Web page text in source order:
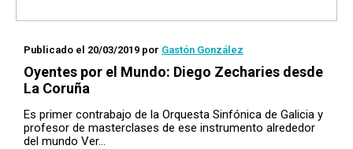
Publicado el 20/03/2019 por Gastón González
Oyentes por el Mundo: Diego Zecharies desde
La Coruña
Es primer contrabajo de la Orquesta Sinfónica de Galicia y
profesor de masterclases de ese instrumento alrededor
del mundo Ver…